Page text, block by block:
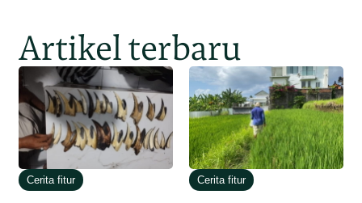
Artikel terbaru
Cerita fitur Cerita fitur